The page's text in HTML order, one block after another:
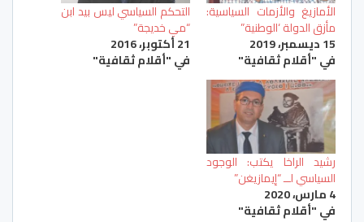
الأمازيغ والأزمات السياسية:
مأزق الدولة ‘الوطنية”
15 ديسمبر، 2019
في "أقلام ثقافية"
التحكم السياسي ليس بيد ابن
“مي خديجة”
21 أكتوبر، 2016
في "أقلام ثقافية"
رشيد الراخا يكتب: الوجود
السياسي لــ “إيمازيغن”
4 مارس، 2020
في "أقلام ثقافية"